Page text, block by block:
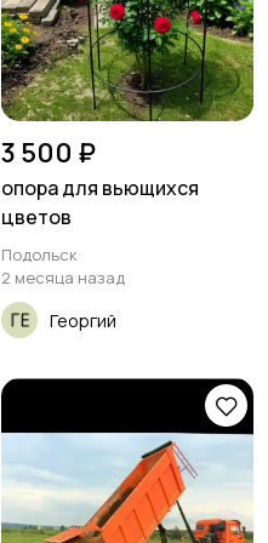
3 500 ₽
опора для вьющихся
цветов
Подольск
2 месяца назад
Георгий